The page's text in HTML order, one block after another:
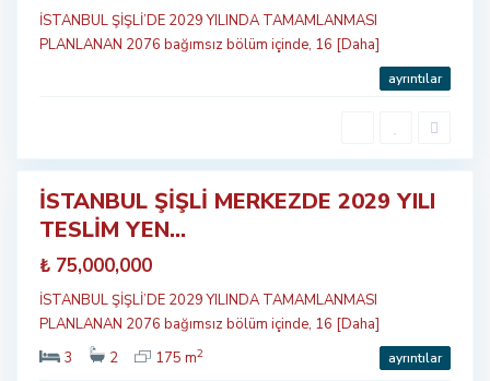
İSTANBUL ŞİŞLİ’DE 2029 YILINDA TAMAMLANMASI
PLANLANAN 2076 bağımsız bölüm içinde, 16 [Daha]
ayrıntılar
İ
Öne
çıkan
İSTANBUL ŞİŞLİ MERKEZDE 2029 YILI
TESLİM YEN...
₺ 75,000,000
İSTANBUL ŞİŞLİ’DE 2029 YILINDA TAMAMLANMASI
PLANLANAN 2076 bağımsız bölüm içinde, 16 [Daha]
3
2 175 m2 ayrıntılar
B